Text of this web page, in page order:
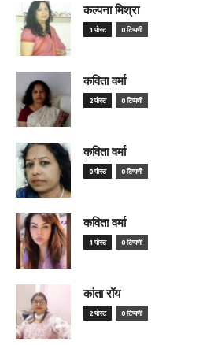
कल्पना मिश्रा
1 पोस्ट 0 टिप्पणी
कविता वर्मा
2 पोस्ट 0 टिप्पणी
कविता वर्मा
0 पोस्ट 0 टिप्पणी
कविता वर्मा
1 पोस्ट 0 टिप्पणी
कांता रॉय
2 पोस्ट 0 टिप्पणी